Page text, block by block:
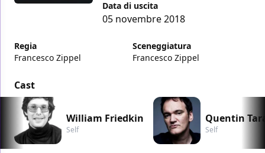
Data di uscita
05 novembre 2018
Regia
Francesco Zippel
Sceneggiatura
Francesco Zippel
Cast
William Friedkin
Self
Quentin
Self